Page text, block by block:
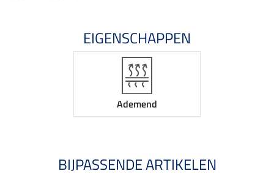
EIGENSCHAPPEN
Ademend
BIJPASSENDE ARTIKELEN